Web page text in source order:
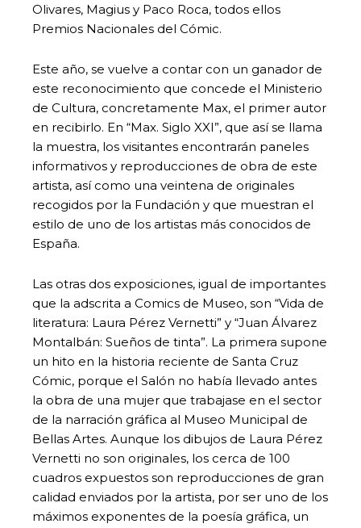
Olivares, Magius y Paco Roca, todos ellos
Premios Nacionales del Cómic.
Este año, se vuelve a contar con un ganador de
este reconocimiento que concede el Ministerio
de Cultura, concretamente Max, el primer autor
en recibirlo. En “Max. Siglo XXI”, que así se llama
la muestra, los visitantes encontrarán paneles
informativos y reproducciones de obra de este
artista, así como una veintena de originales
recogidos por la Fundación y que muestran el
estilo de uno de los artistas más conocidos de
España.
Las otras dos exposiciones, igual de importantes
que la adscrita a Comics de Museo, son “Vida de
literatura: Laura Pérez Vernetti” y “Juan Álvarez
Montalbán: Sueños de tinta”. La primera supone
un hito en la historia reciente de Santa Cruz
Cómic, porque el Salón no había llevado antes
la obra de una mujer que trabajase en el sector
de la narración gráfica al Museo Municipal de
Bellas Artes. Aunque los dibujos de Laura Pérez
Vernetti no son originales, los cerca de 100
cuadros expuestos son reproducciones de gran
calidad enviados por la artista, por ser uno de los
máximos exponentes de la poesía gráfica, un